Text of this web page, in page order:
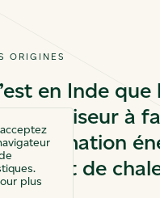
ORIGINES
en Inde
climatiseur à
rejet de
plus